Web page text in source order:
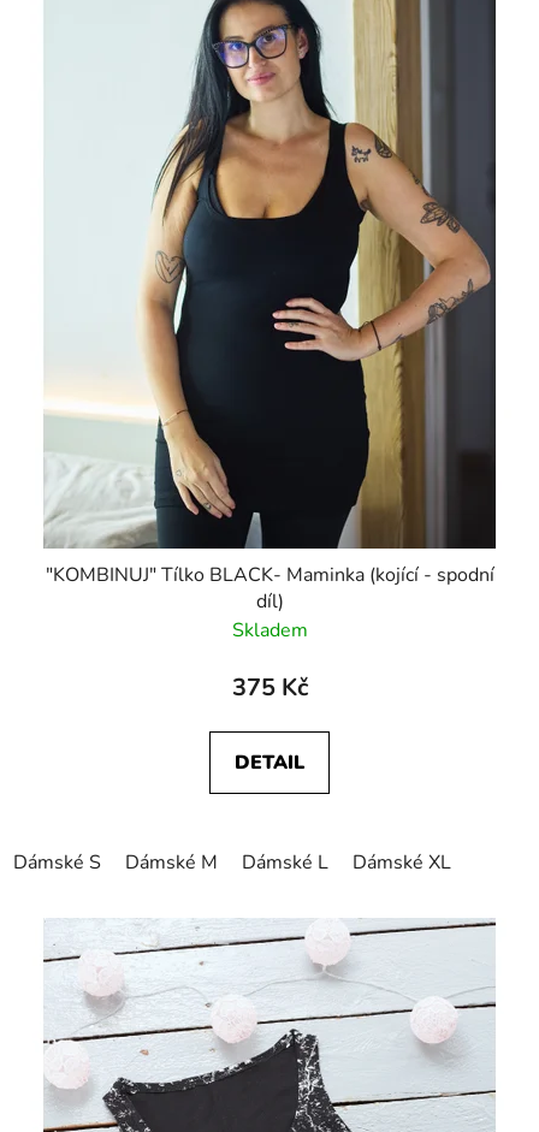
"KOMBINUJ" Tílko BLACK- Maminka (kojící - spodní
díl)
Skladem
375 Kč
DETAIL
Dámské S Dámské M Dámské L Dámské XL